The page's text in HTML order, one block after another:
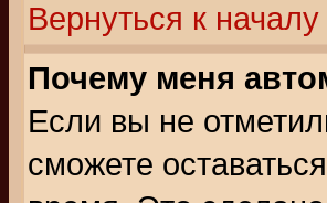
Вернуться к началу
Почему меня
Если вы не
сможете